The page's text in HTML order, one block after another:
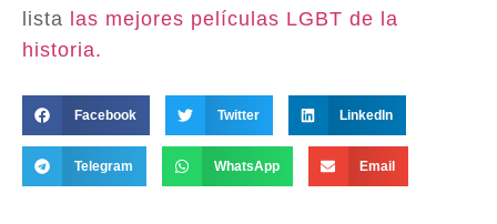
lista las mejores películas LGBT de la
historia.
Facebook Twitter LinkedIn
Telegram WhatsApp Email